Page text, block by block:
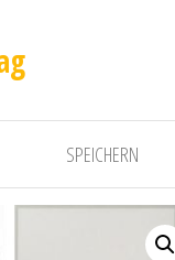
SPEICHERN